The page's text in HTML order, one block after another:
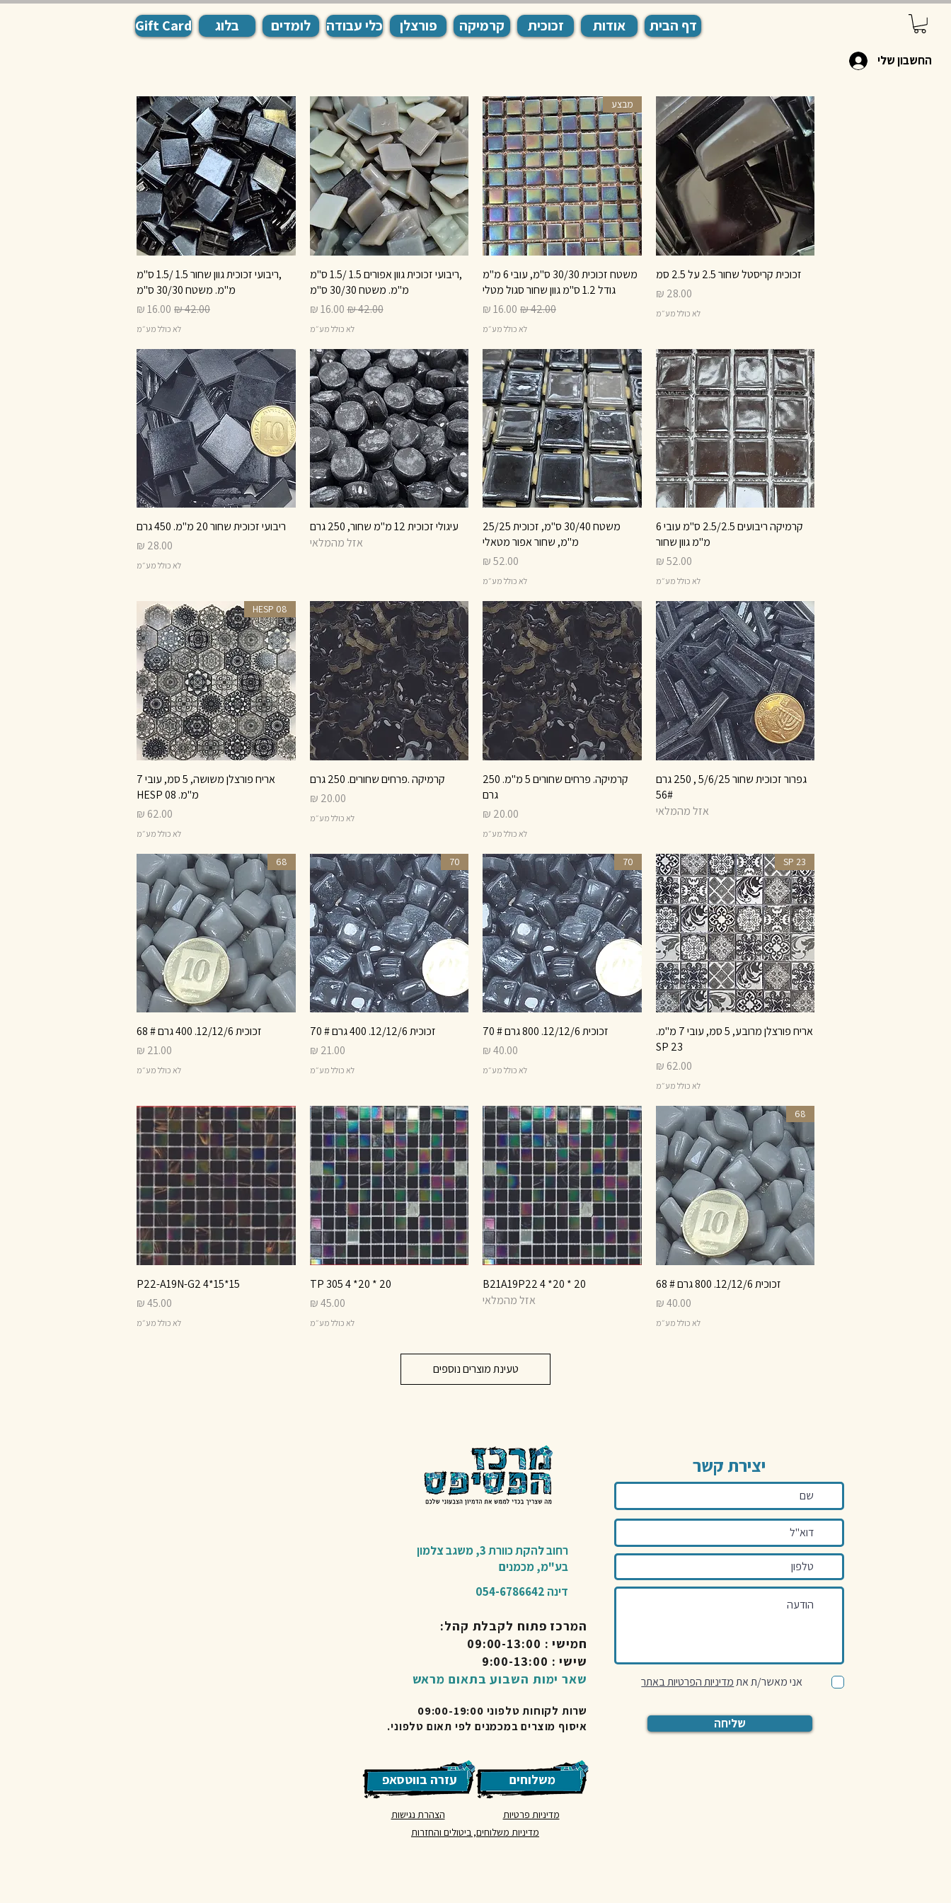
דף הבית אודות זכוכית קרמיקה פורצלן כלי עבודה לומדים בלוג Gift Card
החשבון שלי
תצוגה מהירה
זכוכית קריסטל שחור 2.5 על 2.5 סמ
מחיר
לא כולל מע״מ
תצוגה מהירה
מבצע
משטח זכוכית 30/30 ס"מ, עובי 6 מ"מ
גודל 1.2 ס"מ גוון שחור סגול מטלי
מחיר רגיל מחיר מבצע
לא כולל מע״מ
תצוגה מהירה
,ריבועי זכוכית גוון אפורים 1.5 /1.5 ס"מ
מ"מ. משטח 30/30 ס"מ
מחיר רגיל‏42.00 ‏₪ מחיר מבצע
לא כולל מע״מ
תצוגה מהירה
,ריבועי זכוכית גוון שחור 1.5 /1.5 ס"מ
מ"מ. משטח 30/30 ס"מ
מחיר רגיל מחיר מבצע
לא כולל מע״מ
תצוגה מהירה
קרמיקה ריבועים 2.5/2.5 ס"מ עובי 6
מ"מ גוון שחור
מחיר
לא כולל מע״מ
תצוגה מהירה
משטח 30/40 ס"מ, זכוכית 25/25
מ"מ, שחור אפור מטאלי
מחיר
לא כולל מע״מ
תצוגה מהירהעיגולי זכוכית 12 מ"מ שחור, 250 גרם
אזל מהמלאי
תצוגה מהירה
ריבועי זכוכית שחור 20 מ"מ. 450 גרם
מחיר
לא כולל מע״מ
תצוגה מהירה
גפרור זכוכית שחור 5/6/25 , 250 גרם
56#
אזל מהמלאי
תצוגה מהירה
קרמיקה. פרחים שחורים 5 מ"מ. 250
גרם
מחיר
לא כולל מע״מ
תצוגה מהירה
קרמיקה .פרחים שחורים. 250 גרם
מחיר
לא כולל מע״מ
תצוגה מהירה
HESP 08
אריח פורצלן משושה, 5 סמ, עובי 7
מ"מ. HESP 08
מחיר
לא כולל מע״מ
תצוגה מהירה
SP 23
אריח פורצלן מרובע, 5 סמ, עובי 7 מ"מ.
SP 23
מחיר
לא כולל מע״מ
תצוגה מהירה
70
זכוכית 12/12/6. 800 גרם # 70
מחיר
לא כולל מע״מ
תצוגה מהירה
70
זכוכית 12/12/6. 400 גרם # 70
מחיר
לא כולל מע״מ
תצוגה מהירה
68
זכוכית 12/12/6. 400 גרם # 68
מחיר
לא כולל מע״מ
תצוגה מהירה
68
זכוכית 12/12/6. 800 גרם # 68
מחיר
לא כולל מע״מ
תצוגה מהירה
20 * 20* 4 B21A19P22
אזל מהמלאי
תצוגה מהירה
20 * 20* 4 TP 305
מחיר
לא כולל מע״מ
תצוגה מהירה
15*15*4 P22-A19N-G2
מחיר
לא כולל מע״מ
טעינת מוצרים נוספים
רחוב להקת כוורת 3,
משגב צלמון
בע"מ,מכמנים​
דינה 054-6786642
המרכז פתוח לקבלת קהל:
חמישי : 09:00-13:00
שישי : 9:00-13:00
שאר ימות השבוע בתאום מראש
שרות לקוחות טלפוני 09:00-19:00
איסוף מוצרים במכמנים לפי תאום טלפוני.
משלוחים עזרה בווטסאפ
מדיניות פרטיות
הצהרת נגישות
מדיניות משלוחים, ביטולים והחזרות
יצירת קשר
אני מאשר/ת את מדיניות הפרטיות באתר
שליחה